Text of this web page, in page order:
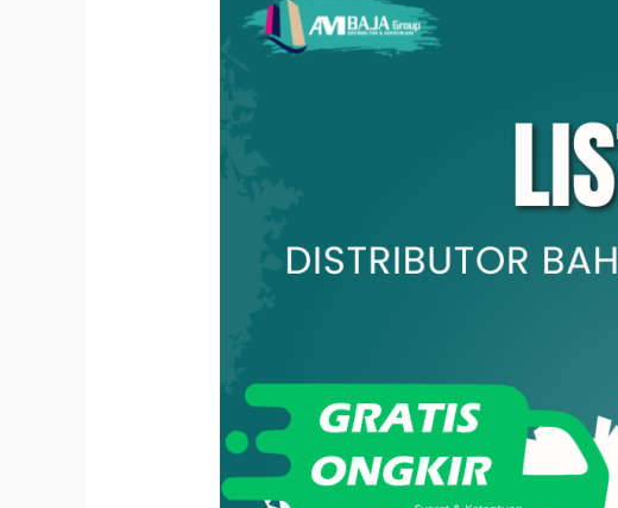
jenis
Lisplang
Ketahui